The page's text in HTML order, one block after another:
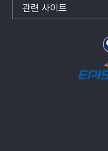
관련 사이트